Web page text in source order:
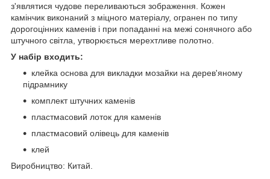
з'являтися чудове переливаються зображення. Кожен
камінчик виконаний з міцного матеріалу, огранен по типу
дорогоцінних каменів і при попаданні на межі сонячного або
штучного світла, утворюється мерехтливе полотно.
У набір входить:
клейка основа для викладки мозайки на дерев'яному
підрамнику
комплект штучних каменів
пластмасовий лоток для каменів
пластмасовий олівець для каменів
клей
Виробництво: Китай.